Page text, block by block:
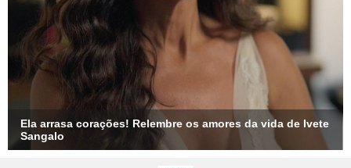
Ela arrasa corações! Relembre os amores da vida de Ivete
Sangalo